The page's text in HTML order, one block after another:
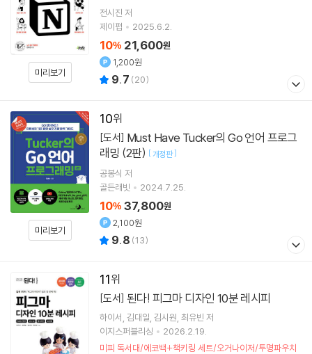
미리보기
전시진 저
제이펍
2025.6.2.
10% 21,600원
1,200원
9.7 (20)
10
미리보기
[도서]
래밍 (2판) [개정판]
공봉식 저
골든래빗
2024.7.25.
10% 37,800원
2,100원
9.8 (13)
11
[도서] 된다! 피그마 디자인 10분 레시피
하이서 김대일 김시원 최유빈 저
이지스퍼블리싱
2026.2.19.
미피 독서대/에코백+책키링 세트/오거나이저/투명파우치